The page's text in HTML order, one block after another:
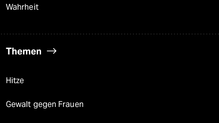
Wahrheit
Themen
Hitze
Gewalt gegen Frauen